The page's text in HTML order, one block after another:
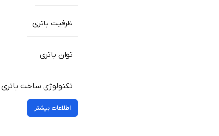
ظرفیت باتری
توان باتری
تکنولوژی ساخت باتری
اطلاعات بیشتر